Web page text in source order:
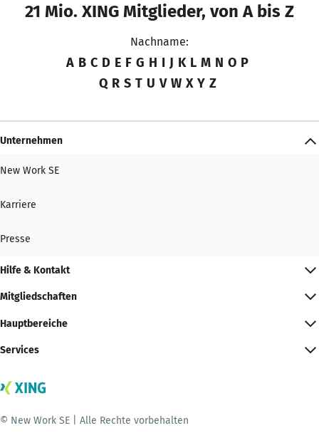
21 Mio. XING Mitglieder, von A bis Z
Nachname:
A B C D E F G H I J K L M N O P
Q R S T U V W X Y Z
Unternehmen
New Work SE
Karriere
Presse
Hilfe & Kontakt
Mitgliedschaften
Hauptbereiche
Services
© New Work SE | Alle Rechte vorbehalten